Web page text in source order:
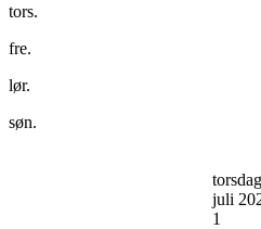
tors.
fre.
lør.
søn.
juli
1